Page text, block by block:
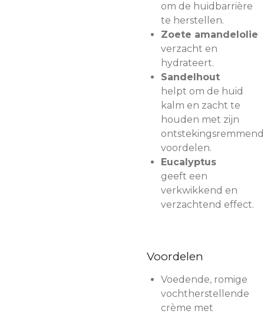
om de huidbarrière
te herstellen.
Zoete amandelolie
verzacht en
hydrateert.
Sandelhout
helpt om de huid
kalm en zacht te
houden met zijn
voordelen.
Eucalyptus
geeft een
verkwikkend en
verzachtend effect.
Voordelen
Voedende, romige
vochtherstellende
crème met